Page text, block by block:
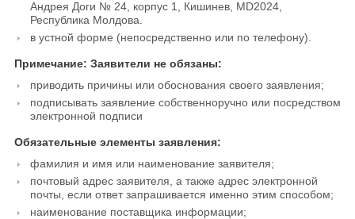
Андрея Доги № 24, корпус 1, Кишинев, MD2024,
Республика Молдова.
в устной форме (непосредственно или по телефону).
Примечание: Заявители не обязаны:
приводить причины или обоснования своего заявления;
подписывать заявление собственноручно или посредством
электронной подписи
Обязательные элементы заявления:
фамилия и имя или наименование заявителя;
почтовый адрес заявителя, а также адрес электронной
почты, если ответ запрашивается именно этим способом;
наименование поставщика информации;